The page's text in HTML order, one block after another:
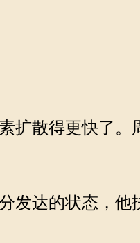
散得更快了。
达的状态，他